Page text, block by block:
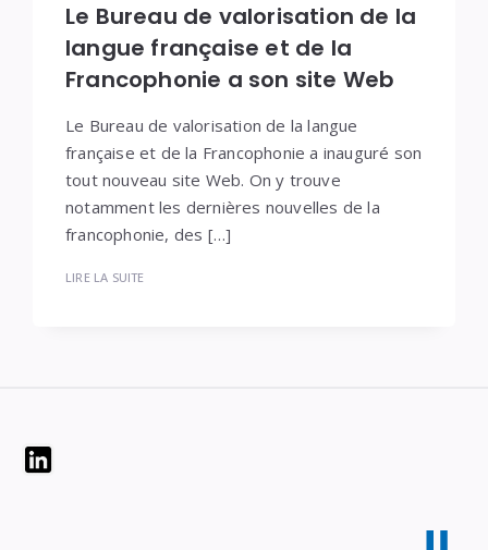
Le Bureau de valorisation de la
langue française et de la
Francophonie a son site Web
Le Bureau de valorisation de la langue
française et de la Francophonie a inauguré son
tout nouveau site Web. On y trouve
notamment les dernières nouvelles de la
francophonie, des […]
LIRE LA SUITE
Widgets